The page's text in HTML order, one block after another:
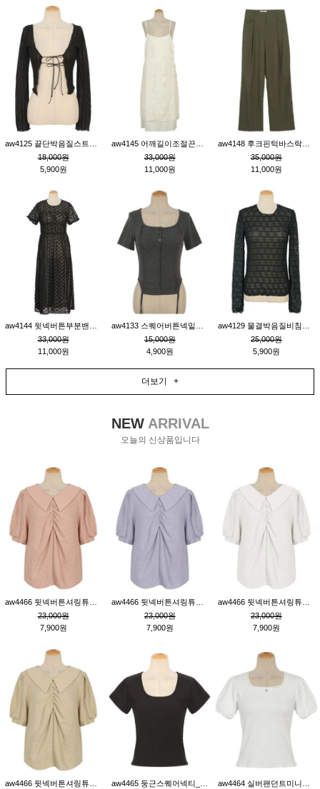
18,000원
5,900원
33,000원
11,000원
35,000원
11,000원
33,000원
11,000원
15,000원
4,900원
25,000원
5,900원
더보기 +
NEWARRIVAL
오늘의 신상품입니다
23,000원
7,900원
23,000원
7,900원
23,000원
7,900원